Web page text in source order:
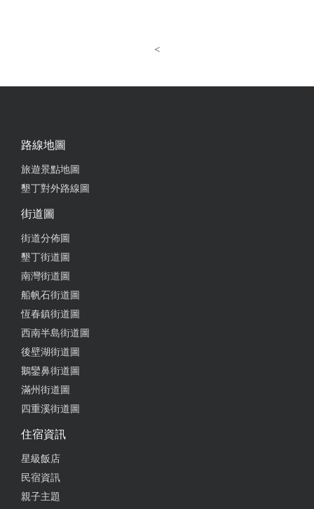
<
路線地圖
旅遊景點地圖
墾丁對外路線圖
街道圖
街道分佈圖
墾丁街道圖
南灣街道圖
船帆石街道圖
恆春鎮街道圖
西南半島街道圖
後壁湖街道圖
鵝鑾鼻街道圖
滿州街道圖
四重溪街道圖
住宿資訊
星級飯店
民宿資訊
親子主題